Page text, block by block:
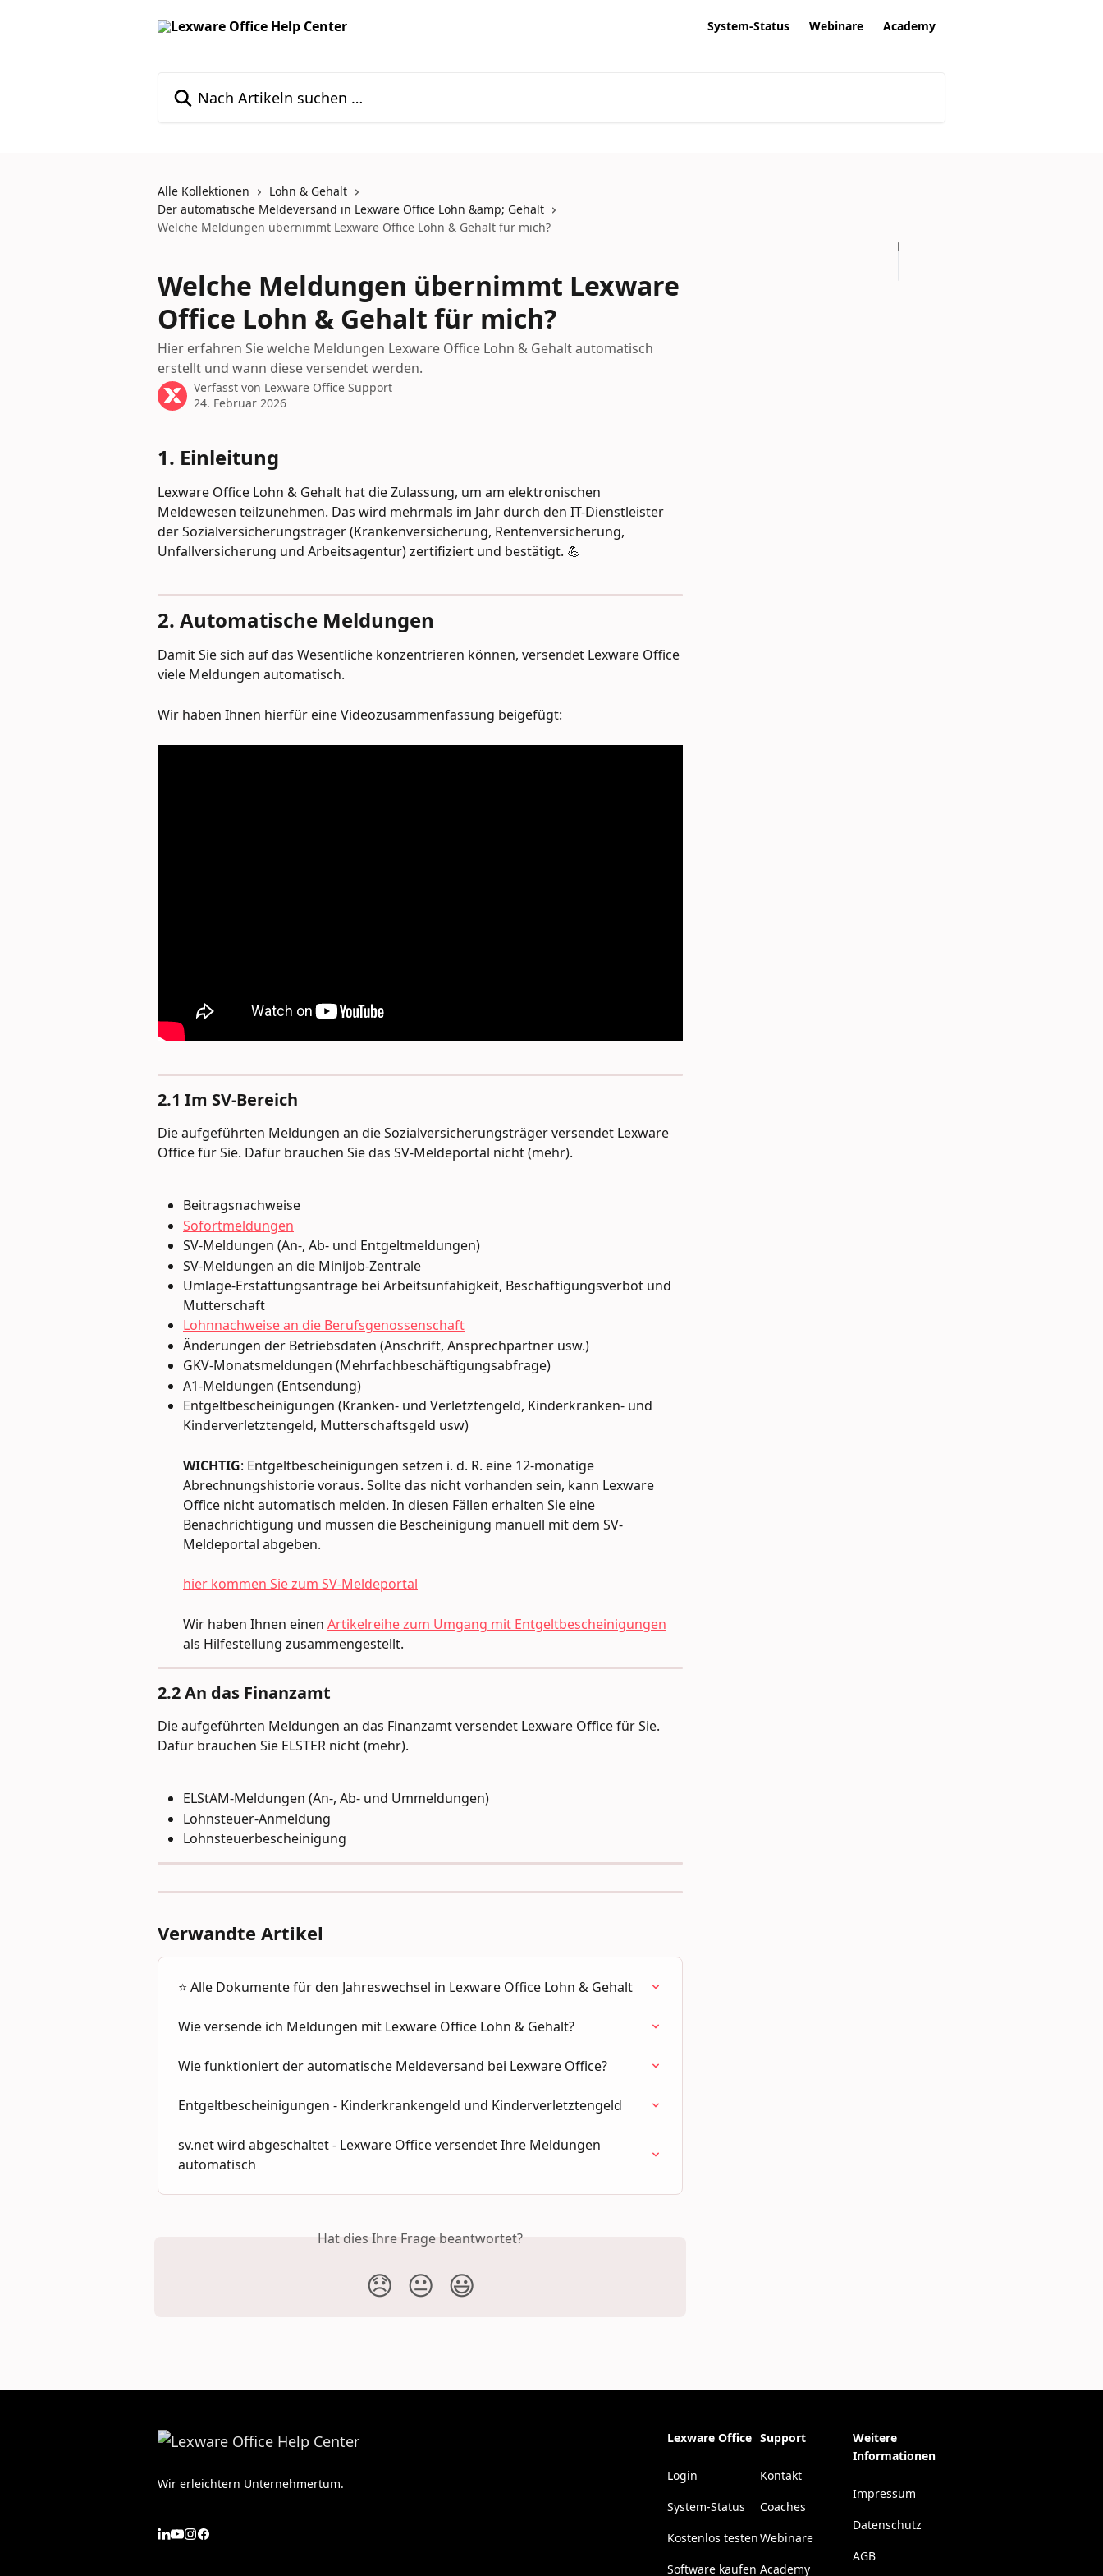
System-Status Webinare Academy
Alle Kollektionen
Lohn & Gehalt
Der automatische Meldeversand in Lexware Office Lohn &amp; Gehalt
Welche Meldungen übernimmt Lexware Office Lohn & Gehalt für mich?
Welche Meldungen übernimmt Lexware
Office Lohn & Gehalt für mich?
Hier erfahren Sie welche Meldungen Lexware Office Lohn & Gehalt automatisch
erstellt und wann diese versendet werden.
Verfasst von Lexware Office Support
24. Februar 2026
1. Einleitung
Lexware Office Lohn & Gehalt hat die Zulassung, um am elektronischen
Meldewesen teilzunehmen. Das wird mehrmals im Jahr durch den IT-Dienstleister
der Sozialversicherungsträger (Krankenversicherung, Rentenversicherung,
Unfallversicherung und Arbeitsagentur) zertifiziert und bestätigt. 💪
2. Automatische Meldungen
Damit Sie sich auf das Wesentliche konzentrieren können, versendet Lexware Office
viele Meldungen automatisch.
Wir haben Ihnen hierfür eine Videozusammenfassung beigefügt:
2.1 Im SV-Bereich
Die aufgeführten Meldungen an die Sozialversicherungsträger versendet Lexware
Office für Sie. Dafür brauchen Sie das SV-Meldeportal nicht (mehr).
Beitragsnachweise
Sofortmeldungen
SV-Meldungen (An-, Ab- und Entgeltmeldungen)
SV-Meldungen an die Minijob-Zentrale
Umlage-Erstattungsanträge bei Arbeitsunfähigkeit, Beschäftigungsverbot und
Mutterschaft
Lohnnachweise an die Berufsgenossenschaft
Änderungen der Betriebsdaten (Anschrift, Ansprechpartner usw.)
GKV-Monatsmeldungen (Mehrfachbeschäftigungsabfrage)
A1-Meldungen (Entsendung)
Entgeltbescheinigungen (Kranken- und Verletztengeld, Kinderkranken- und
Kinderverletztengeld, Mutterschaftsgeld usw)
WICHTIG: Entgeltbescheinigungen setzen i. d. R. eine 12-monatige
Abrechnungshistorie voraus. Sollte das nicht vorhanden sein, kann Lexware
Office nicht automatisch melden. In diesen Fällen erhalten Sie eine
Benachrichtigung und müssen die Bescheinigung manuell mit dem SV-
Meldeportal abgeben.
hier kommen Sie zum SV-Meldeportal
Wir haben Ihnen einen Artikelreihe zum Umgang mit Entgeltbescheinigungen
als Hilfestellung zusammengestellt.
2.2 An das Finanzamt
Die aufgeführten Meldungen an das Finanzamt versendet Lexware Office für Sie.
Dafür brauchen Sie ELSTER nicht (mehr).
ELStAM-Meldungen (An-, Ab- und Ummeldungen)
Lohnsteuer-Anmeldung
Lohnsteuerbescheinigung
Verwandte Artikel
⭐️ Alle Dokumente für den Jahreswechsel in Lexware Office Lohn & Gehalt
Wie versende ich Meldungen mit Lexware Office Lohn & Gehalt?
Wie funktioniert der automatische Meldeversand bei Lexware Office?
Entgeltbescheinigungen - Kinderkrankengeld und Kinderverletztengeld
sv.net wird abgeschaltet - Lexware Office versendet Ihre Meldungen
automatisch
Hat dies Ihre Frage beantwortet?
😞 😐 😃
Wir erleichtern Unternehmertum.
Lexware Office
Login
System-Status
Kostenlos testen
Software kaufen
Support
Kontakt
Coaches
Webinare
Academy
Weitere
Informationen
Impressum
Datenschutz
AGB